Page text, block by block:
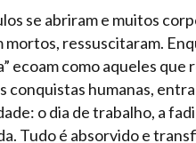
se abriram e muitos
mortos, ressuscitaram.
ecoam como aqueles que
conquistas humanas,
o dia de trabalho, a
Tudo é absorvido e